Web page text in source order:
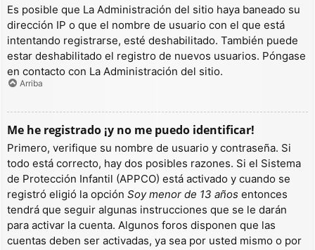
Es posible que La Administración del sitio haya baneado su
dirección IP o que el nombre de usuario con el que está
intentando registrarse, esté deshabilitado. También puede
estar deshabilitado el registro de nuevos usuarios. Póngase
en contacto con La Administración del sitio.
Arriba
Me he registrado ¡y no me puedo identificar!
Primero, verifique su nombre de usuario y contraseña. Si
todo está correcto, hay dos posibles razones. Si el Sistema
de Protección Infantil (APPCO) está activado y cuando se
registró eligió la opción Soy menor de 13 años entonces
tendrá que seguir algunas instrucciones que se le darán
para activar la cuenta. Algunos foros disponen que las
cuentas deben ser activadas, ya sea por usted mismo o por